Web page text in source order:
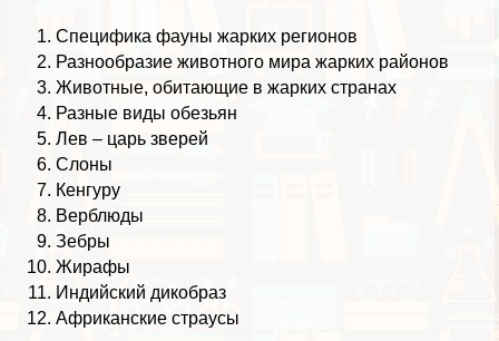
Специфика фауны жарких регионов
Разнообразие животного мира жарких районов
Животные, обитающие в жарких странах
Разные виды обезьян
Лев – царь зверей
Слоны
Кенгуру
Верблюды
Зебры
Жирафы
Индийский дикобраз
Африканские страусы